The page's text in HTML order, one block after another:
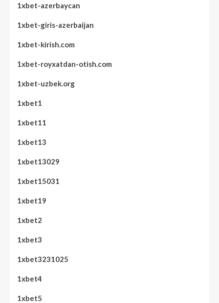
1xbet-azerbaycan
1xbet-giris-azerbaijan
1xbet-kirish.com
1xbet-royxatdan-otish.com
1xbet-uzbek.org
1xbet1
1xbet11
1xbet13
1xbet13029
1xbet15031
1xbet19
1xbet2
1xbet3
1xbet3231025
1xbet4
1xbet5